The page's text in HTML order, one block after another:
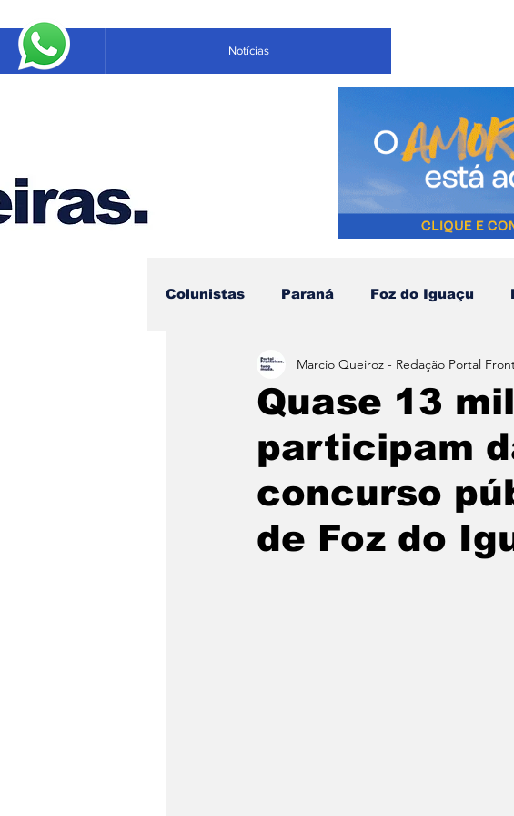
Notícias
Colunistas Paraná Foz do Iguaçu
Educação Negócios Compras no
Fronteiras Brasil Mundo
Quase 13
participam
concurso
de Foz do
Marcio Queiroz - Redação Portal